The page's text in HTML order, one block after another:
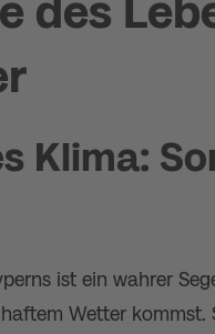
des
Klima:
ist ein wahrer
Wetter kommst.